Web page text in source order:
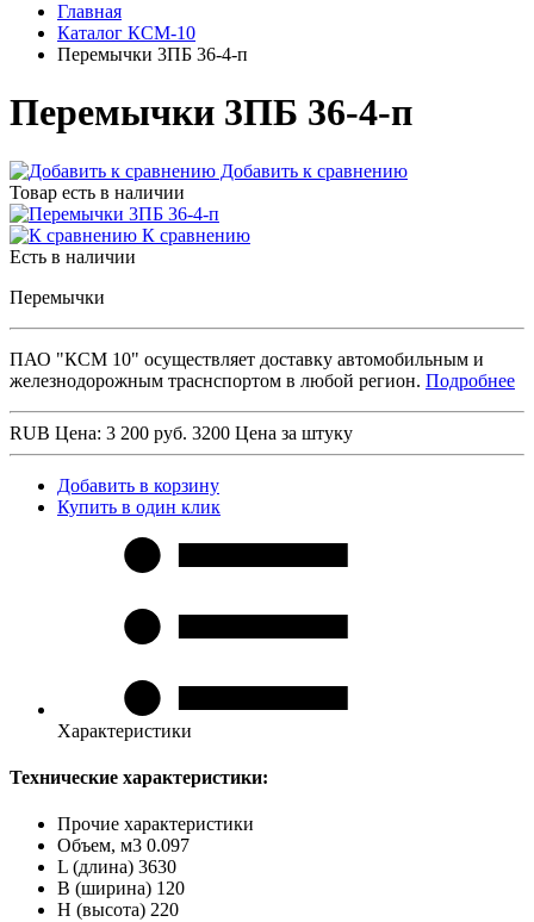
Главная
Каталог КСМ-10
Перемычки 3ПБ 36-4-п
Перемычки 3ПБ 36-4-п
Добавить к сравнению
Товар есть в наличии
К сравнению
Есть в наличии
Перемычки
ПАО "КСМ 10" осуществляет доставку автомобильным и
железнодорожным траснспортом в любой регион. Подробнее
RUB Цена: 3 200 руб. 3200 Цена за штуку
Добавить в корзину
Купить в один клик
Характеристики
Технические характеристики:
Прочие характеристики
Объем, м3 0.097
L (длина) 3630
B (ширина) 120
H (высота) 220